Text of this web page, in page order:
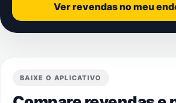
Ver revendas no meu
BAIXE O APLICATIVO